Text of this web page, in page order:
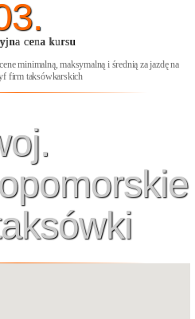
cena kursu
minimalną, maksymalną i średnią za jazdę na
firm taksówkarskich